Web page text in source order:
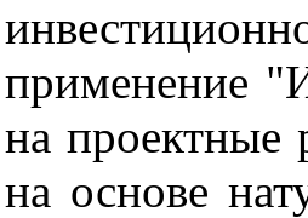
применение
на проектные
на основе